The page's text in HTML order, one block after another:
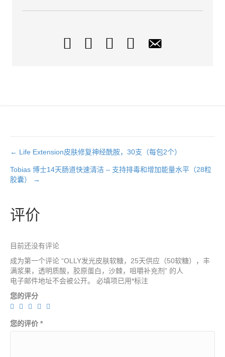
肤
透
质
酸，
蛋
白，
棘，
咀
嚼
补
充
剂
数
量
文
章
导
← Life Extension皮肤修复神经酰胺，30支（每包2个）
Tobias 博士14天肠道快速清洁 – 支持排毒和增加能量水平（28粒
胶囊） →
评价
目前还没有评论
成为第一个评论 “OLLY发光皮肤软糖，25天供应（50软糖），丰
满浆果，透明质酸，胶原蛋白，沙棘，咀嚼补充剂” 的人
电子邮件地址不会被公开。
必填项已用*标注
您的评分
您的评价 *